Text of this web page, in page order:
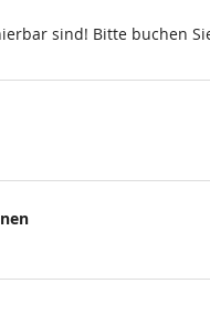
sind! Bitte buchen